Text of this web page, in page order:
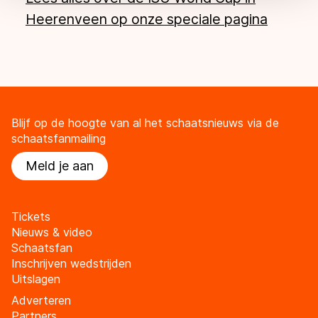
Heerenveen op onze speciale pagina
Blijf op de hoogte van al het schaatsnieuws via de
schaatsfanmailing
Meld je aan
Tickets
Nieuws & video
Schaatsfan
Inschrijven wedstrijden
Uitslagen
Adverteren